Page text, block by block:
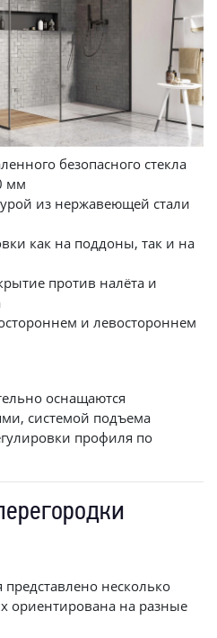
безопасного стекла
мм
из нержавеющей стали
как на поддоны, так и на
против налёта и
и левостороннем
оснащаются
системой подъема
профиля по
представлено несколько
ориентирована на разные